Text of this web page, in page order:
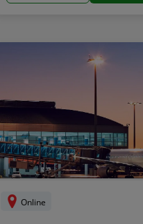
Online